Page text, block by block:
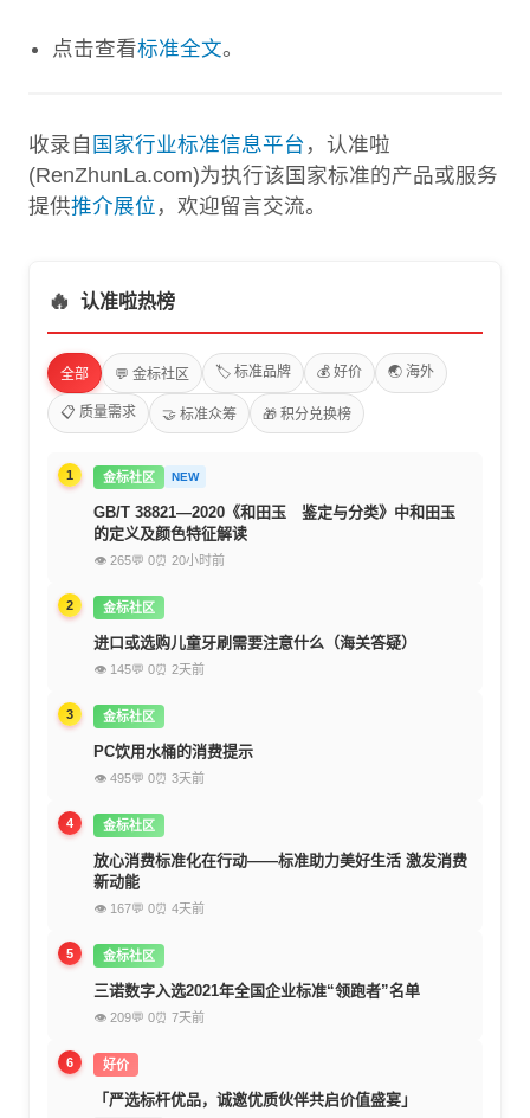
点击查看标准全文。
收录自 国家行业标准信息平台 ，认准啦
(RenZhunLa.com)为执行该国家标准的产品或服务
提供推介展位 ，欢迎留言交流。
🔥 认准啦热榜
全部 💬 金标社区 🏷️ 标准品牌 💰 好价 🌏 海外
📋 质量需求 🤝 标准众筹 🎁 积分兑换榜
1 金标社区 NEW
GB/T 38821—2020《和田玉 鉴定与分类》中和田玉
的定义及颜色特征解读
👁 265💬 0⏰ 20小时前
2 金标社区
进口或选购儿童牙刷需要注意什么（海关答疑）
👁 145💬 0⏰ 2天前
3 金标社区
PC饮用水桶的消费提示
👁 495💬 0⏰ 3天前
4 金标社区
放心消费标准化在行动——标准助力美好生活 激发消费
新动能
👁 167💬 0⏰ 4天前
5 金标社区
三诺数字入选2021年全国企业标准“领跑者”名单
👁 209💬 0⏰ 7天前
6 好价
「严选标杆优品，诚邀优质伙伴共启价值盛宴」